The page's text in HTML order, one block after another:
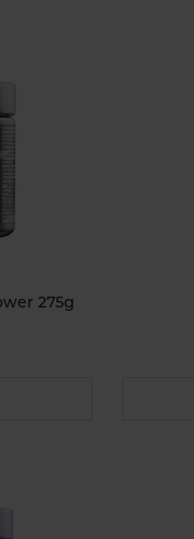
275g